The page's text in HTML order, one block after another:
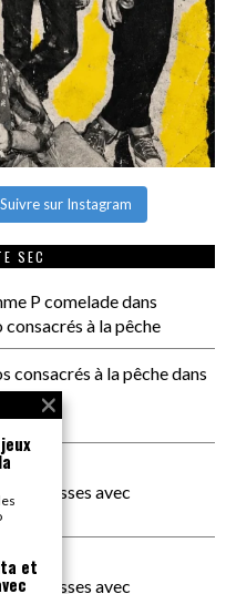
Suivre sur Instagram
SEC
P comeladedans
à la pêche
consacrés à la pêchedans
classes avec
classes avec
et